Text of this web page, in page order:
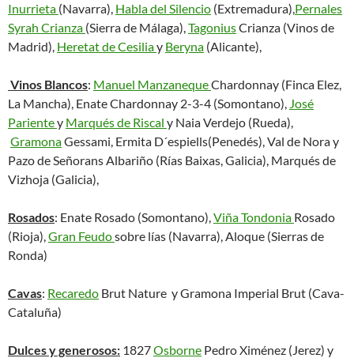
Inurrieta (Navarra), Habla del Silencio (Extremadura),Pernales
Syrah Crianza (Sierra de Málaga),TagoniusCrianza (Vinos de
Madrid), Heretat de Cesiliay Beryna (Alicante),
Vinos Blancos: Manuel ManzanequeChardonnay (Finca Elez,
La Mancha), Enate Chardonnay 2-3-4 (Somontano), José
Parientey Marqués de Riscal y Naia Verdejo (Rueda),
GramonaGessami, Ermita D´espiells(Penedés), Val de Nora y
Pazo de Señorans Albariño (Rías Baixas, Galicia), Marqués de
Vizhoja (Galicia),
Rosados: Enate Rosado (Somontano),Viña Tondonia Rosado
(Rioja),Gran Feudosobre lías (Navarra), Aloque (Sierras de
Ronda)
Cavas: Recaredo Brut Nature y Gramona Imperial Brut (Cava-
Cataluña)
Dulces y generosos: 1827Osborne Pedro Ximénez (Jerez) y